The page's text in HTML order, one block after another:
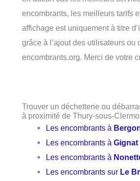
encombrants, les meilleurs tarifs
affichage est uniquement à titre
grâce à l’ajout des utilisateurs ou
encombrants.org. Merci de votre
Trouver un déchetterie ou
à proximité de Thury-sous-
Les encombrants à
Les encombrants àGignat
Les encombrants à
Les encombrants sur Le